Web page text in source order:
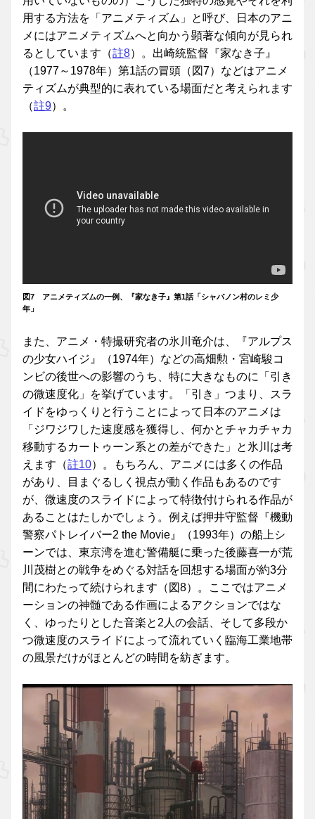
用する方法を「アニメティズム」と呼び、日本のアニ
メにはアニメティズムへと向かう顕著な傾向が見られ
るとしています（註8）。出崎統監督『家なき子』
（1977～1978年）第1話の冒頭（図7）などはアニメ
ティズムが典型的に表れている場面だと考えられます
（註9）。
図7 アニメティズムの一例、『家なき子』第1話「シャバノン村のレミ少
年」
また、アニメ・特撮研究者の氷川竜介は、『アルプス
の少女ハイジ』（1974年）などの高畑勲・宮崎駿コ
ンビの後世への影響のうち、特に大きなものに「引き
の微速度化」を挙げています。「引き」つまり、スラ
イドをゆっくりと行うことによって日本のアニメは
「ジワジワした速度感を獲得し、何かとチャカチャカ
移動するカートゥーン系との差ができた」と氷川は考
えます（註10）。もちろん、アニメには多くの作品
があり、目まぐるしく視点が動く作品もあるのです
が、微速度のスライドによって特徴付けられる作品が
あることはたしかでしょう。例えば押井守監督『機動
警察パトレイバー2 the Movie』（1993年）の船上シ
ーンでは、東京湾を進む警備艇に乗った後藤喜一が荒
川茂樹との戦争をめぐる対話を回想する場面が約3分
間にわたって続けられます（図8）。ここではアニメ
ーションの神髄である作画によるアクションではな
く、ゆったりとした音楽と2人の会話、そして多段か
つ微速度のスライドによって流れていく臨海工業地帯
の風景だけがほとんどの時間を紡ぎます。